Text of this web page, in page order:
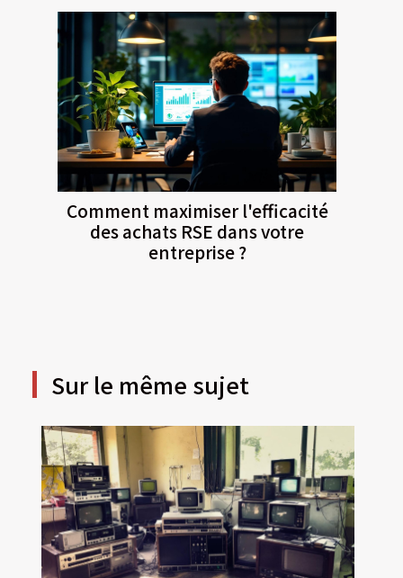
Comment maximiser l'efficacité
des achats RSE dans votre
entreprise ?
Sur le même sujet